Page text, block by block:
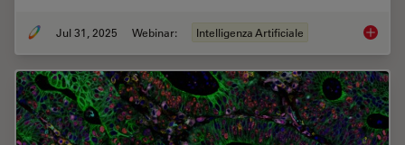
Jul 31, 2025 Webinar: Intelligenza Artificiale